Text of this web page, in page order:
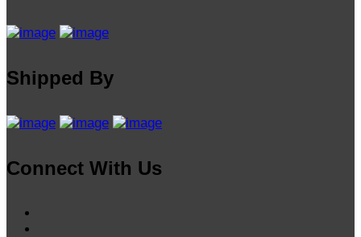
Shipped By
Connect With Us